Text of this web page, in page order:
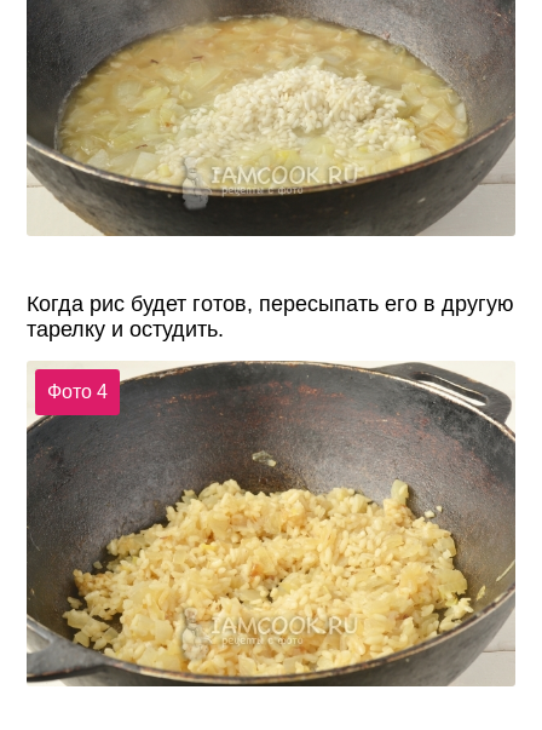
Когда рис будет готов, пересыпать его в другую
тарелку и остудить.
Фото 4